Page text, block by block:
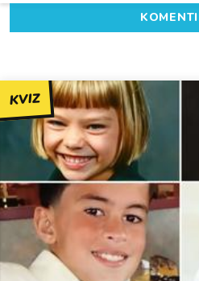
KVIZ